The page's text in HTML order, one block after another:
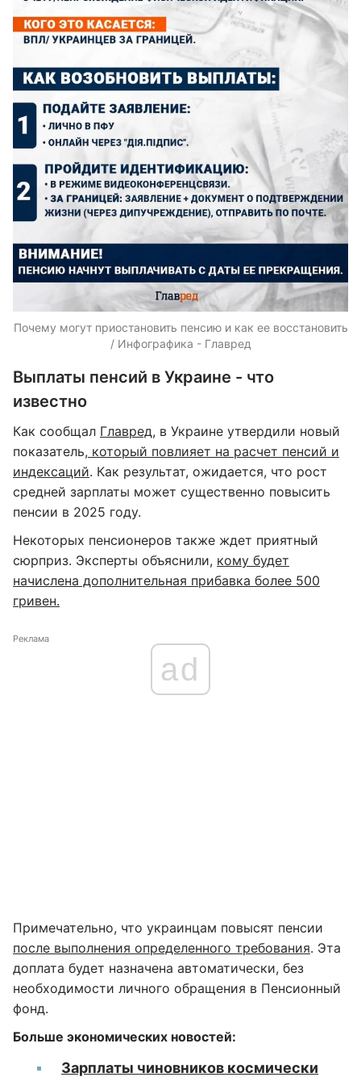
Почему могут приостановить пенсию и как ее восстановить
/ Инфографика - Главред
Выплаты пенсий в Украине - что
известно
Как сообщал Главред, в Украине утвердили новый
показатель, который повлияет на расчет пенсий и
индексаций. Как результат, ожидается, что рост
средней зарплаты может существенно повысить
пенсии в 2025 году.
Некоторых пенсионеров также ждет приятный
сюрприз. Эксперты объяснили, кому будет
начислена дополнительная прибавка более 500
гривен.
Реклама
ad
Примечательно, что украинцам повысят пенсии
после выполнения определенного требования. Эта
доплата будет назначена автоматически, без
необходимости личного обращения в Пенсионный
фонд.
Больше экономических новостей:
Зарплаты чиновников космически